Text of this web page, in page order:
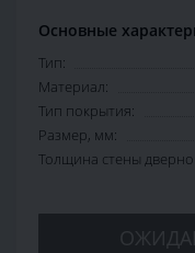
Основные
Тип:
Материал:
Тип покрытия:
Размер, мм:
Толщина стены